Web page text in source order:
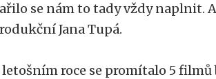
se nám to tady vždy naplnit.
Jana Tupá.
letošním roce se promítalo 5